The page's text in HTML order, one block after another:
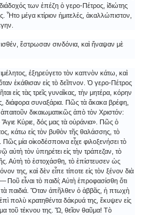
των ἐπέζη ὁ γερο-Πέτρος, ἰδιώτης
Ἦτο μέγα κτίριον ἡμιτελές, ἀκαλλώπιστον,
ἔστρωσαν σινδόνια, καὶ ἤναψαν μὲ
ἐξηρεύγετο τὸν καπνὸν κάτω, καὶ
ἐκάθισαν εἰς τὸ δεῖπνον. Ὁ γερο-Πέτρος
εἰς τὰς τρεῖς γυναῖκας, τὴν μητέρα, κόρην
διάφορα συναξάρια. Πῶς τὰ ἄκακα βρέφη,
δικαιωματικῶς ἀπὸ τὸν Χριστόν:
Κύριε, δός μας τὰ οὐράνια». Πῶς ὁ
κάτω εἰς τὸν βυθὸν τῆς θαλάσσης, τὸ
Πῶς μία οἰκοδέσποινα εἶχε φιλοξενήσει τὸ
αὐτὴ τὸν ὑπηρέτει εἰς τὴν τράπεζαν, τὸ
Αὐτὴ τὸ ἐστοχάσθη, τὸ ἐπίστευσεν ὡς
της, καὶ δὲν εἶπε τίποτε εἰς τὸν ξένον διὰ
εἶναι τὸ παιδί; Αὐτὴ ἐπροφασίσθη ὅτι
τὰ παιδιά. Ὅταν ἀπῆλθεν ὁ ἀββᾶς, ἡ πτωχὴ
πολὺ κρατηθέντα δάκρυά της, ἔκυψεν εἰς
τοῦ τέκνου της. Ὤ, θεῖον θαῦμα! Τὸ